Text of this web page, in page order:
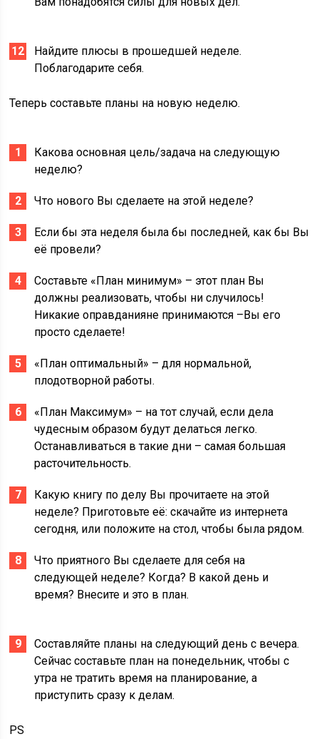
Найдите плюсы в прошедшей неделе.
Поблагодарите себя.
Теперь составьте планы на новую неделю.
Какова основная цель/задача на следующую
неделю?
Что нового Вы сделаете на этой неделе?
Если бы эта неделя была бы последней, как бы Вы
её провели?
Составьте «План минимум» – этот план Вы
должны реализовать, чтобы ни случилось!
Никакие оправданияне принимаются –Вы его
просто сделаете!
«План оптимальный» – для нормальной,
плодотворной работы.
«План Максимум» – на тот случай, если дела
чудесным образом будут делаться легко.
Останавливаться в такие дни – самая большая
расточительность.
Какую книгу по делу Вы прочитаете на этой
неделе? Приготовьте её: скачайте из интернета
сегодня, или положите на стол, чтобы была рядом.
Что приятного Вы сделаете для себя на
следующей неделе? Когда? В какой день и
время? Внесите и это в план.
Составляйте планы на следующий день с вечера.
Сейчас составьте план на понедельник, чтобы с
утра не тратить время на планирование, а
приступить сразу к делам.
PS